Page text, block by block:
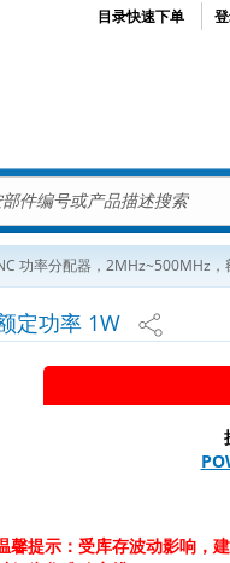
目录快速下单
功率分配器，2MHz~500MHz，
定功率 1W
馨提示：受库存波动影响，